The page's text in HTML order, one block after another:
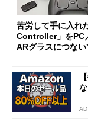
苦労して手に入れ
Controller」をPC
ARグラスにつな
な
AD